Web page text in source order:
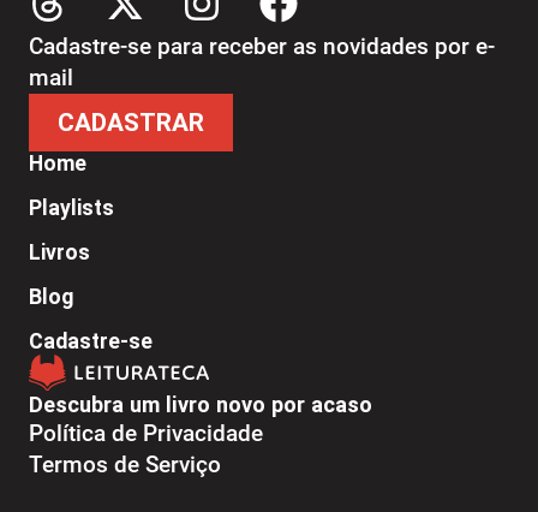
Descubra um livro novo por acaso
Política de Privacidade
Termos de Serviço
Home
Playlists
Livros
Blog
Cadastre-se
Cadastre-se para receber as novidades por e-
mail
CADASTRAR